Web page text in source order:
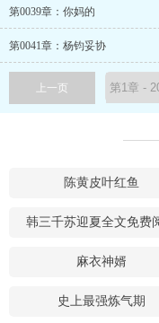
第0039章：你妈的
第0041章：杨钧妥协
上一页
陈黄皮叶红鱼
韩三千苏迎夏全文免费
麻衣神婿
史上最强炼气期